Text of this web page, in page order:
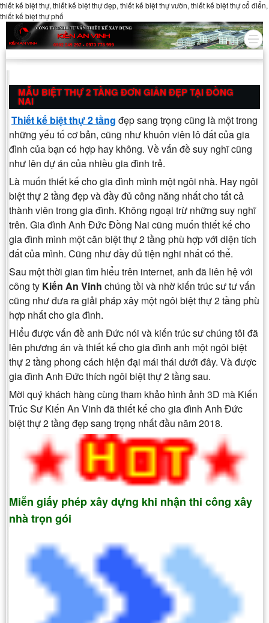
thiết kế biệt thự, thiết kế biệt thự đẹp, thiết kế biệt thự vườn, thiết kế biệt thự cổ điển,
thiết kế biệt thự phố
MẪU BIỆT THỰ 2 TẦNG ĐƠN GIẢN ĐẸP TẠI ĐỒNG
NAI
Thiết kế biệt thự 2 tầng đẹp sang trọng cũng là một trong
những yếu tố cơ bản, cũng như khuôn viên lô đất của gia
đình của bạn có hợp hay không. Về vấn đề suy nghĩ cũng
như lên dự án của nhiều gia đình trẻ.
Là muốn thiết kế cho gia đình mình một ngôi nhà. Hay ngôi
biệt thự 2 tầng đẹp và đầy đủ công năng nhất cho tất cả
thành viên trong gia đình. Không ngoại trừ những suy nghĩ
trên. Gia đình Anh Đức Đồng Nai cũng muốn thiết kế cho
gia đình mình một căn biệt thự 2 tầng phù hợp với diện tích
đất của mình. Cũng như đầy đủ tiện nghi nhất có thể.
Sau một thời gian tìm hiểu trên internet, anh đã liên hệ với
công ty Kiến An Vinh chúng tồi và nhờ kiến trúc sư tư vấn
cũng như đưa ra giải pháp xây một ngôi biệt thự 2 tầng phù
hợp nhất cho gia đình.
Hiểu được vấn đề anh Đức nói và kiến trúc sư chúng tôi đã
lên phương án và thiết kế cho gia đình anh một ngôi biệt
thự 2 tầng phong cách hiện đại mái thái dưới đây. Và được
gia đình Anh Đức thích ngôi biệt thự 2 tầng sau.
Mời quý khách hàng cùng tham khảo hình ảnh 3D mà Kiến
Trúc Sư Kiến An Vinh đã thiết kế cho gia đình Anh Đức
biệt thự 2 tầng đẹp sang trọng nhất đầu năm 2018.
Miễn giấy phép xây dựng khi nhận thi công xây
nhà trọn gói